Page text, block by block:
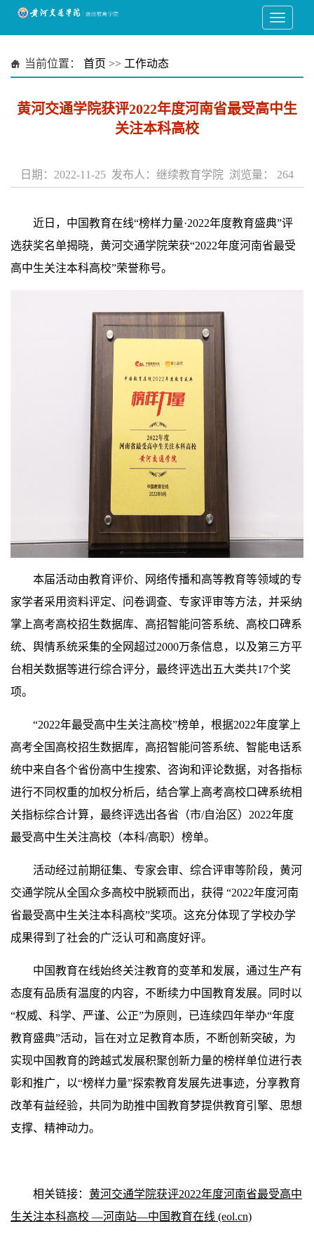
当前位置： 首页 >> 工作动态
黄河交通学院获评2022年度河南省最受高中生
关注本科高校
日期：2022-11-25 发布人：继续教育学院 浏览量： 264
近日，中国教育在线“榜样力量·2022年度教育盛典”评
选获奖名单揭晓，黄河交通学院荣获“2022年度河南省最受
高中生关注本科高校”荣誉称号。
本届活动由教育评价、网络传播和高等教育等领域的专
家学者采用资料评定、问卷调查、专家评审等方法，并采纳
掌上高考高校招生数据库、高招智能问答系统、高校口碑系
统、舆情系统采集的全网超过2000万条信息，以及第三方平
台相关数据等进行综合评分，最终评选出五大类共17个奖
项。
“2022年最受高中生关注高校”榜单，根据2022年度掌上
高考全国高校招生数据库，高招智能问答系统、智能电话系
统中来自各个省份高中生搜索、咨询和评论数据，对各指标
进行不同权重的加权分析后，结合掌上高考高校口碑系统相
关指标综合计算，最终评选出各省（市/自治区）2022年度
最受高中生关注高校（本科/高职）榜单。
活动经过前期征集、专家会审、综合评审等阶段，黄河
交通学院从全国众多高校中脱颖而出，获得 “2022年度河南
省最受高中生关注本科高校”奖项。这充分体现了学校办学
成果得到了社会的广泛认可和高度好评。
中国教育在线始终关注教育的变革和发展，通过生产有
态度有品质有温度的内容，不断续力中国教育发展。同时以
“权威、科学、严谨、公正”为原则，已连续四年举办“年度
教育盛典”活动，旨在对立足教育本质，不断创新突破，为
实现中国教育的跨越式发展积聚创新力量的榜样单位进行表
彰和推广，以“榜样力量”探索教育发展先进事迹，分享教育
改革有益经验，共同为助推中国教育梦提供教育引擎、思想
支撑、精神动力。
相关链接： 黄河交通学院获评2022年度河南省最受高中
生关注本科高校 —河南站—中国教育在线 (eol.cn)